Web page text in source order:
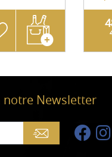
notre Newsletter